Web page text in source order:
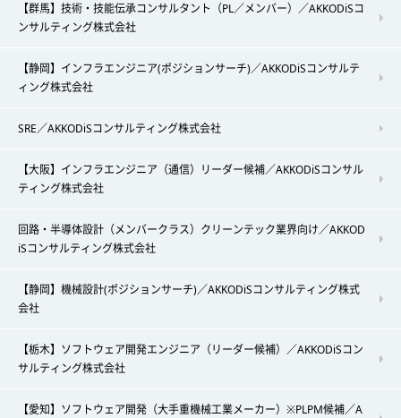
【群馬】技術・技能伝承コンサルタント（PL／メンバー）／AKKODiSコ
ンサルティング株式会社
【静岡】インフラエンジニア(ポジションサーチ)／AKKODiSコンサルテ
ィング株式会社
SRE／AKKODiSコンサルティング株式会社
【大阪】インフラエンジニア（通信）リーダー候補／AKKODiSコンサル
ティング株式会社
回路・半導体設計（メンバークラス）クリーンテック業界向け／AKKOD
iSコンサルティング株式会社
【静岡】機械設計(ポジションサーチ)／AKKODiSコンサルティング株式
会社
【栃木】ソフトウェア開発エンジニア（リーダー候補）／AKKODiSコン
サルティング株式会社
【愛知】ソフトウェア開発（大手重機械工業メーカー）※PLPM候補／A